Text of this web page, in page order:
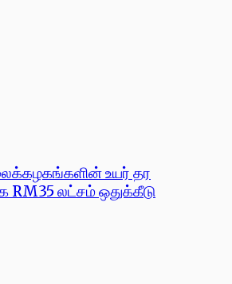
உயர் தர
RM35 லட்சம் ஒதுக்கீடு